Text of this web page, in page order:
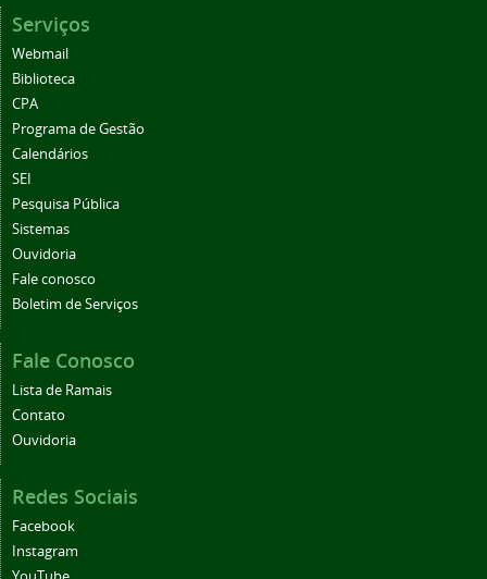
Serviços
Webmail
Biblioteca
CPA
Programa de Gestão
Calendários
SEI
Pesquisa Pública
Sistemas
Ouvidoria
Fale conosco
Boletim de Serviços
Fale Conosco
Lista de Ramais
Contato
Ouvidoria
Redes Sociais
Facebook
Instagram